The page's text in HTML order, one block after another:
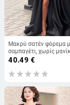
Μακρύ σατέν φόρεμα
σαμπαγέτι, χωρίς
στη μέση και μικρή
40.49 €